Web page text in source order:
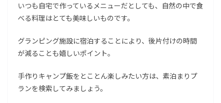
いつも自宅で作っているメニューだとしても、自然の中で食
べる料理はとても美味しいものです。
グランピング施設に宿泊することにより、後片付けの時間
が減ることも嬉しいポイント。
手作りキャンプ飯をとことん楽しみたい方は、素泊まりプ
ランを検索してみましょう。